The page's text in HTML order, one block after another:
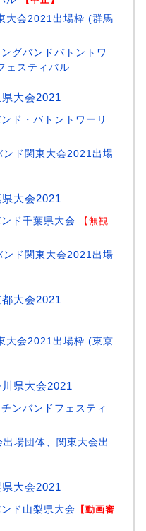
大会2021出場枠 (群馬
グバンドバトントワ
ェスティバル
大会2021
ド・バトントワーリ
ンド関東大会2021出場
大会2021
ド千葉県大会
【無観
ンド関東大会2021出場
大会2021
大会2021出場枠 (東京
県大会2021
ンバンドフェスティ
場団体、関東大会出
大会2021
ド山梨県大会 【動画審